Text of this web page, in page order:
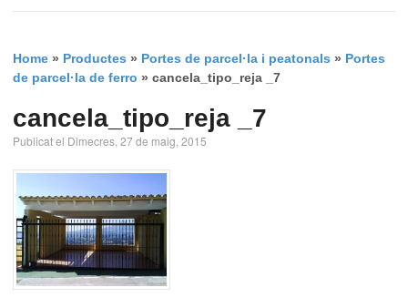
Home » Productes » Portes de parcel·la i peatonals » Portes
de parcel·la de ferro » cancela_tipo_reja _7
cancela_tipo_reja _7
Publicat el Dimecres, 27 de maig, 2015